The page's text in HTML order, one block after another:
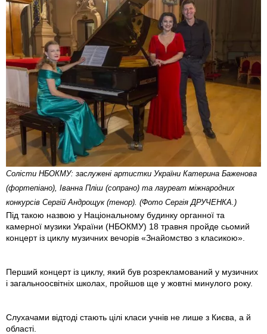
Cолісти НБОКМУ: заслужені артистки України Катерина Баженова
(фортепіано), Іванна Пліш (сопрано) та лауреат міжнародних
конкурсів Сергій Андрощук (тенор). (Фото Сергія ДРУЧЕНКА.)
Під такою назвою у Національному будинку органної та
камерної музики України (НБОКМУ) 18 травня пройде сьомий
концерт із циклу музичних вечорів «Знайомство з класикою».
Перший концерт із циклу, який був розрекламований у музичних
і загальноосвітніх школах, пройшов ще у жовтні минулого року.
Слухачами відтоді стають цілі класи учнів не лише з Києва, а й
області.